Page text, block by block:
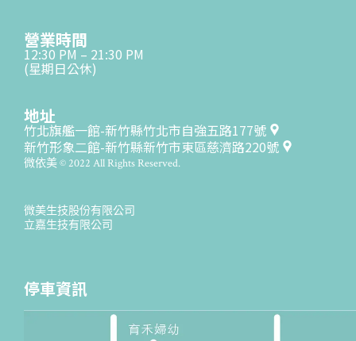
營業時間
12:30 PM – 21:30 PM
(星期日公休)
地址
竹北旗艦一館-新竹縣竹北市自強五路177號
新竹形象二館-新竹縣新竹市東區慈濟路220號
微依美 © 2022 All Rights Reserved.
微美生技股份有限公司
立嘉生技有限公司
停車資訊